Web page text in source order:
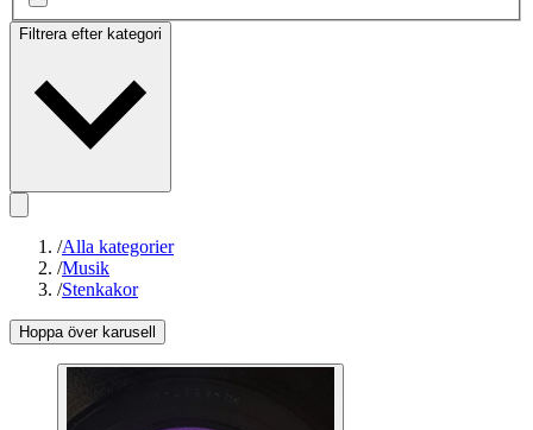
Filtrera efter kategori
/Alla kategorier
/Musik
/Stenkakor
Hoppa över karusell